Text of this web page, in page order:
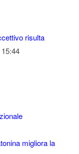
risulta
migliora la